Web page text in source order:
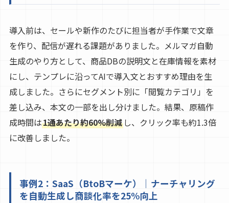
導入前は、セールや新作のたびに担当者が手作業で文章
を作り、配信が遅れる課題がありました。メルマガ自動
生成のやり方として、商品DBの説明文と在庫情報を素材
にし、テンプレに沿ってAIで導入文とおすすめ理由を生
成しました。さらにセグメント別に「閲覧カテゴリ」を
差し込み、本文の一部を出し分けました。結果、原稿作
成時間は1通あたり約60%削減し、クリック率も約1.3倍
に改善しました。
事例2：SaaS（BtoBマーケ）｜ナーチャリング
を自動生成し商談化率を25%向上